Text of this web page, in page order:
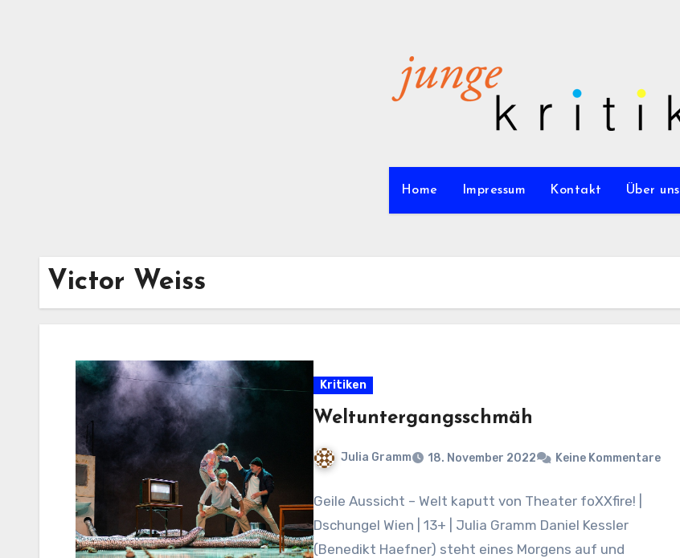
Home Impressum Kontakt Über uns
Victor Weiss
Kritiken
Weltuntergangsschmäh
Julia Gramm 18. November 2022 Keine Kommentare
Geile Aussicht – Welt kaputt von Theater foXXfire! |
Dschungel Wien | 13+ | Julia Gramm Daniel Kessler
(Benedikt Haefner) steht eines Morgens auf und